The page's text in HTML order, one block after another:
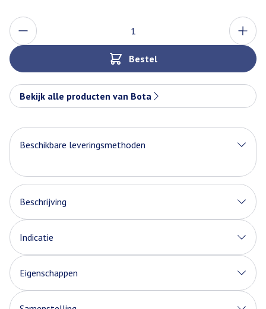
Aantal
Bestel
Bekijk alle producten van Bota
Beschikbare leveringsmethoden
Beschrijving
Indicatie
Eigenschappen